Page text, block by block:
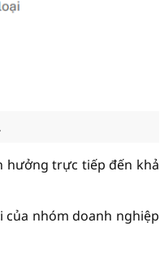
hưởng trực tiếp đến khả
của nhóm doanh nghiệp